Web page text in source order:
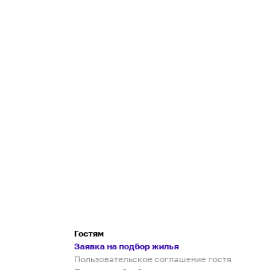
Гостям
Заявка на подбор жилья
Пользовательское соглашение гостя